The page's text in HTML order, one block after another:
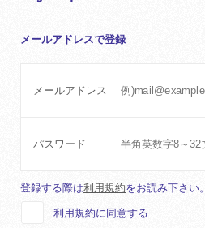
メールアドレスで登録
メールアドレス
パスワード
登録する際は利用規約をお読み下さい。
利用規約に同意する